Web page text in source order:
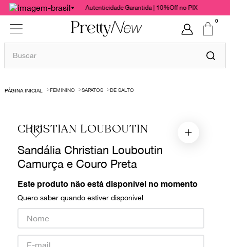
Autenticidade Garantida | 10%Off no PIX
0
Buscar
FEMININO SAPATOS DE SALTO
CHRISTIAN LOUBOUTIN
Sandália Christian Louboutin
Camurça e Couro Preta
Este produto não está disponível no momento
Quero saber quando estiver disponível
1º
bolsas
chanel
vestido
gucci
valentino
paula raia
burberry
prada